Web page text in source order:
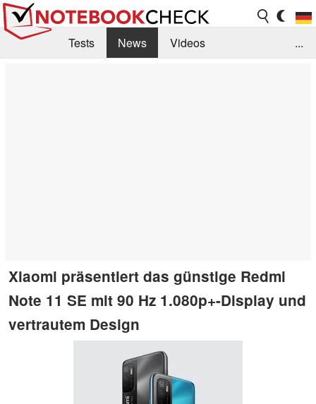
Tests News
Videos
...
Xiaomi präsentiert das günstige Redmi
Note 11 SE mit 90 Hz 1.080p+-Display und
vertrautem Design